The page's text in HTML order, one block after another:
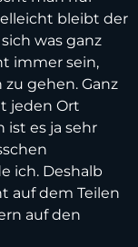
bleibt der
was ganz
immer sein,
gehen. Ganz
jeden Ort
ist es ja sehr
ich. Deshalb
auf dem Teilen
auf den